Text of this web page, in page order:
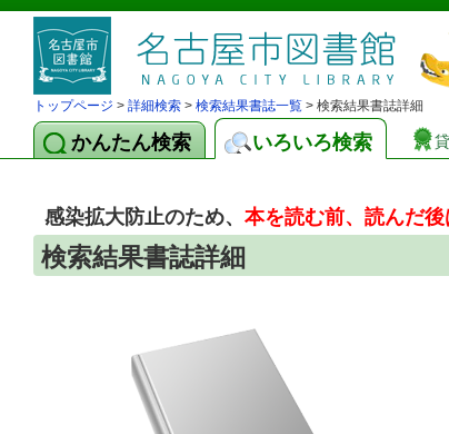
トップページ > 詳細検索 > 検索結果書誌一覧 > 検索結果書誌詳細
かんたん検索 いろいろ検索
感染拡大防止のため、 本を読む前、読んだ後
検索結果書誌詳細